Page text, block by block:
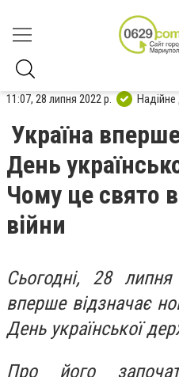
11:07, 28 липня 2022 р.
Україна
День
Чому це свято
війни
Сьогодні, 28
вперше відзначає
День української
Про його